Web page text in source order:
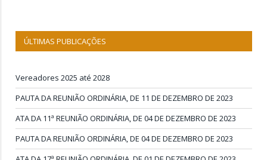
ÚLTIMAS PUBLICAÇÕES
Vereadores 2025 até 2028
PAUTA DA REUNIÃO ORDINÁRIA, DE 11 DE DEZEMBRO DE 2023
ATA DA 11ª REUNIÃO ORDINÁRIA, DE 04 DE DEZEMBRO DE 2023
PAUTA DA REUNIÃO ORDINÁRIA, DE 04 DE DEZEMBRO DE 2023